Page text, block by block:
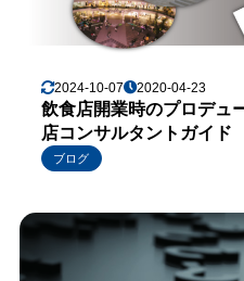
2024-10-07 2020-04-23
飲食店開業時のプロデュ
店コンサルタントガイド
ブログ